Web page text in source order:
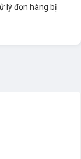
lý đơn hàng bị